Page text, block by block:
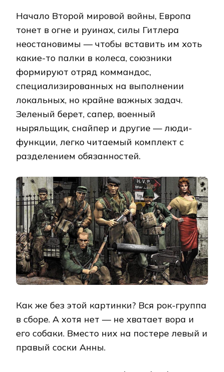
Начало Второй мировой войны, Европа
тонет в огне и руинах, силы Гитлера
неостановимы — чтобы вставить им хоть
какие-то палки в колеса, союзники
формируют отряд коммандос,
специализированных на выполнении
локальных, но крайне важных задач.
Зеленый берет, сапер, военный
ныряльщик, снайпер и другие — люди-
функции, легко читаемый комплект с
разделением обязанностей.
Как же без этой картинки? Вся рок-группа
в сборе. А хотя нет — не хватает вора и
его собаки. Вместо них на постере левый и
правый соски Анны.